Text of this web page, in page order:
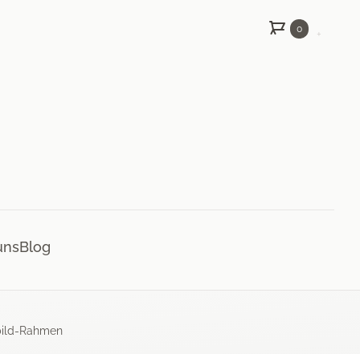
+
Blog
0
Rahmen